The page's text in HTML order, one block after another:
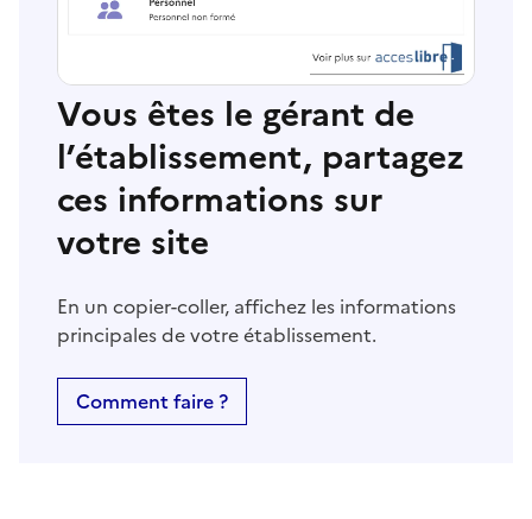
Vous êtes le gérant de
l’établissement, partagez
ces informations sur
votre site
En un copier-coller, affichez les informations
principales de votre établissement.
Comment faire ?